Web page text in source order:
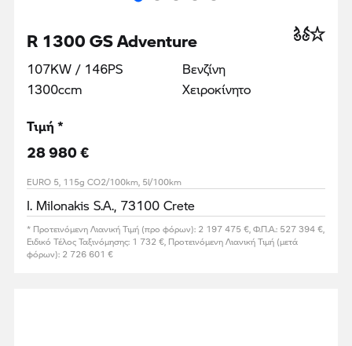
R 1300 GS Adventure
107KW / 146PS
1300ccm
Βενζίνη
Χειροκίνητο
Τιμή *
28 980 €
EURO 5, 115g CO2/100km, 5l/100km
I. Milonakis S.A., 73100 Crete
* Προτεινόμενη Λιανική Τιμή (προ φόρων): 2 197 475 €, Φ.Π.Α.: 527 394 €,
Ειδικό Τέλος Ταξινόμησης: 1 732 €, Προτεινόμενη Λιανική Τιμή (μετά
φόρων): 2 726 601 €